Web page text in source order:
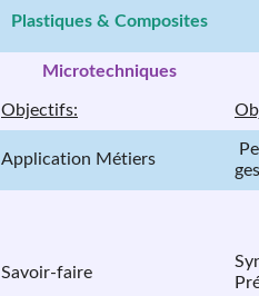
Plastiques & Composites
Microtechniques
Objectifs:
Application Métiers
Savoir-faire